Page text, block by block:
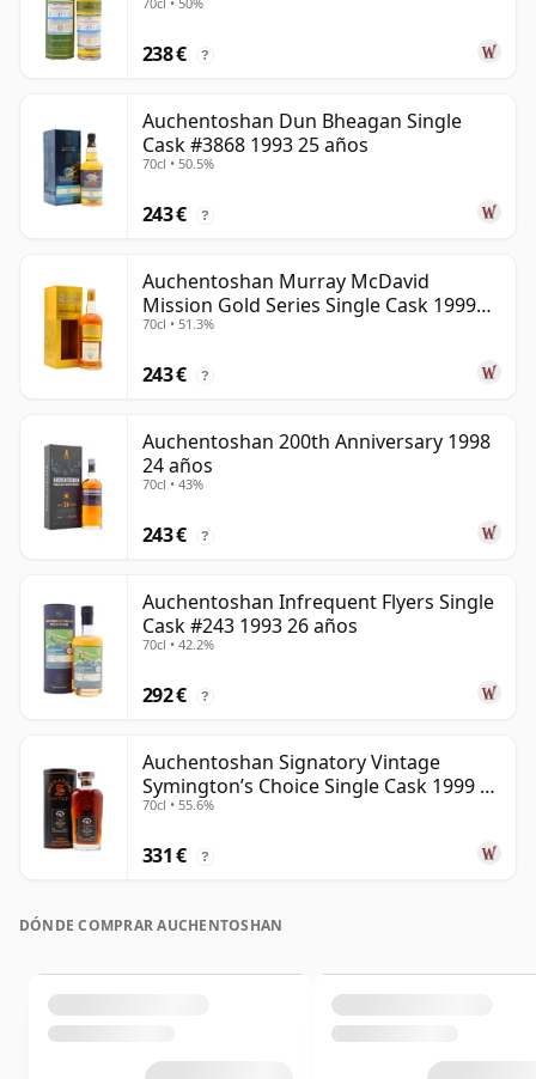
238 € ?
Auchentoshan Dun Bheagan Single
Cask #3868 1993 25 años
70cl • 50.5%
243 € ?
Auchentoshan Murray McDavid
Mission Gold Series Single Cask 1999
24 años
70cl • 51.3%
243 € ?
Auchentoshan 200th Anniversary 1998
24 años
70cl • 43%
243 € ?
Auchentoshan Infrequent Flyers Single
Cask #243 1993 26 años
70cl • 42.2%
292 € ?
Auchentoshan Signatory Vintage
Symington’s Choice Single Cask 1999 24
años
70cl • 55.6%
331 € ?
DÓNDE COMPRAR AUCHENTOSHAN